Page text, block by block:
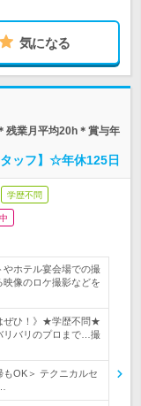
気になる
残業月平均20h＊賞与年
ッフ】☆年休125日
学歴不問
やホテル宴会場での撮
像のロケ撮影などを
ぜひ！》★学歴不問★
リバリのプロまで…撮
もOK＞ テクニカルセ